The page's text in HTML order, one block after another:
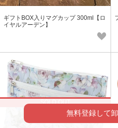
ギフトBOX入りマグカップ 300ml【ロ
イヤルアーデン】
SOLD OUT
無料登録して